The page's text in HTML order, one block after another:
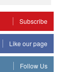
Subscribe
Like our page
Follow Us